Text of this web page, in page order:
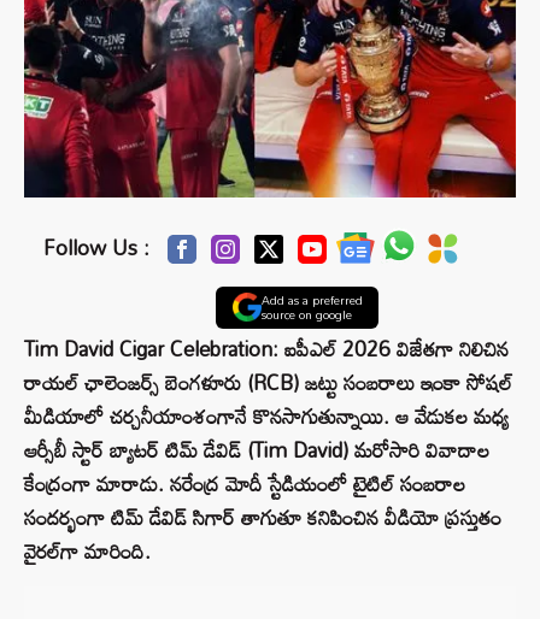
Follow Us :
Add as a preferred
source on google
Tim David Cigar Celebration: ఐపీఎల్ 2026 విజేతగా నిలిచిన
రాయల్ ఛాలెంజర్స్ బెంగళూరు (RCB) జట్టు సంబరాలు ఇంకా సోషల్
మీడియాలో చర్చనీయాంశంగానే కొనసాగుతున్నాయి. ఆ వేడుకల మధ్య
ఆర్సీబీ స్టార్ బ్యాటర్ టిమ్ డేవిడ్ (Tim David) మరోసారి వివాదాల
కేంద్రంగా మారాడు. నరేంద్ర మోదీ స్టేడియంలో టైటిల్ సంబరాల
సందర్భంగా టిమ్ డేవిడ్ సిగార్ తాగుతూ కనిపించిన వీడియో ప్రస్తుతం
వైరల్‌గా మారింది.